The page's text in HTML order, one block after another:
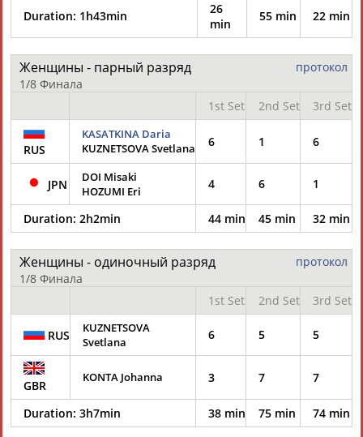
Duration: 1h43min
26
min
55 min 22 min
протокол
Женщины - парный разряд
1/8 Финала
1st Set
2nd Set 3rd Set
RUS
KASATKINA Daria
KUZNETSOVA Svetlana
6 1 6
JPN
DOI Misaki
HOZUMI Eri
4 6 1
Duration: 2h2min 44 min 45 min 32 min
протокол
Женщины - одиночный разряд
1/8 Финала
1st Set
2nd Set 3rd Set
RUS
KUZNETSOVA
Svetlana
6 5 5
GBR
KONTA Johanna 3 7 7
Duration: 3h7min 38 min 75 min 74 min